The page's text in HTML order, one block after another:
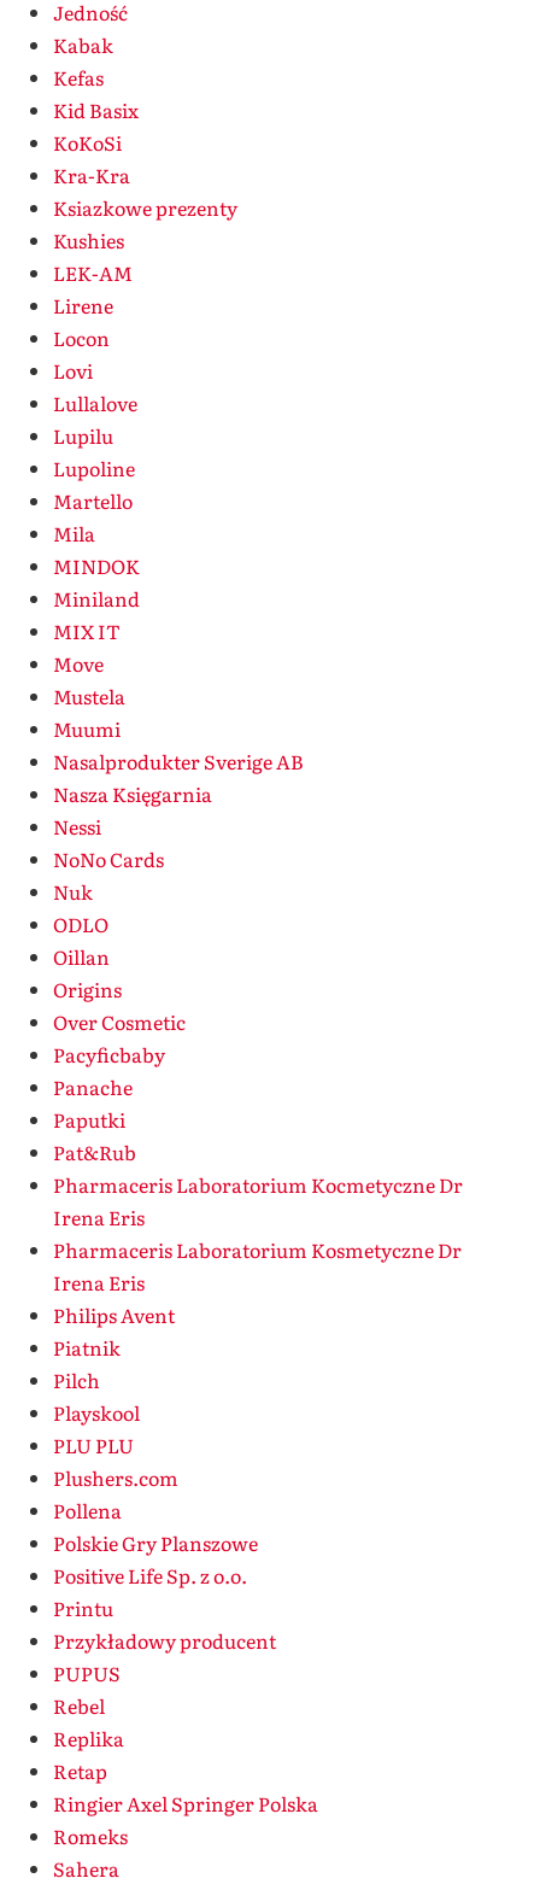
Jedność
Kabak
Kefas
Kid Basix
KoKoSi
Kra-Kra
Ksiazkowe prezenty
Kushies
LEK-AM
Lirene
Locon
Lovi
Lullalove
Lupilu
Lupoline
Martello
Mila
MINDOK
Miniland
MIX IT
Move
Mustela
Muumi
Nasalprodukter Sverige AB
Nasza Księgarnia
Nessi
NoNo Cards
Nuk
ODLO
Oillan
Origins
Over Cosmetic
Pacyficbaby
Panache
Paputki
Pat&Rub
Pharmaceris Laboratorium Kocmetyczne Dr
Irena Eris
Pharmaceris Laboratorium Kosmetyczne Dr
Irena Eris
Philips Avent
Piatnik
Pilch
Playskool
PLU PLU
Plushers.com
Pollena
Polskie Gry Planszowe
Positive Life Sp. z o.o.
Printu
Przykładowy producent
PUPUS
Rebel
Replika
Retap
Ringier Axel Springer Polska
Romeks
Sahera